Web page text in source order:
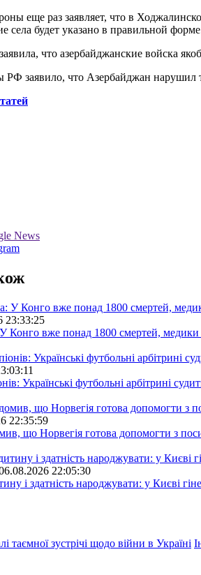
еще раз заявляет, что в
села будет указано в правильной
что азербайджанские войска
заявило, что Азербайджан нарушил
News
23:33:25
Конго вже понад 1800 смертей, медики
Українські футбольні арбітрині
22:35:59
що Норвегія готова допомогти з
22:05:30
і здатність народжувати: у Києві
таємної зустрічі щодо війни в Україні